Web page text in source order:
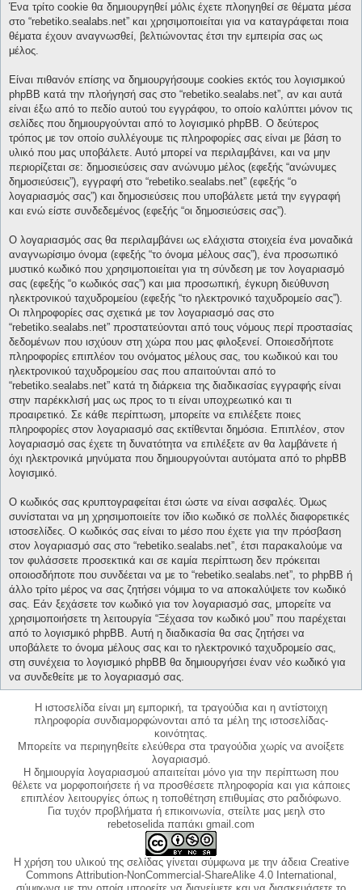
Ένα τρίτο cookie θα δημιουργηθεί μόλις έχετε πλοηγηθεί σε θέματα μέσα
στο “rebetiko.sealabs.net” και χρησιμοποιείται για να καταγράφεται ποια
θέματα έχουν αναγνωσθεί, βελτιώνοντας έτσι την εμπειρία σας ως
μέλος.
Είναι πιθανόν επίσης να δημιουργήσουμε cookies εκτός του λογισμικού
phpBB κατά την πλοήγησή σας στο “rebetiko.sealabs.net”, αν και αυτά
είναι έξω από το πεδίο αυτού του εγγράφου, το οποίο καλύπτει μόνον τις
σελίδες που δημιουργούνται από το λογισμικό phpBB. Ο δεύτερος
τρόπος με τον οποίο συλλέγουμε τις πληροφορίες σας είναι με βάση το
υλικό που μας υποβάλετε. Αυτό μπορεί να περιλαμβάνει, και να μην
περιορίζεται σε: δημοσιεύσεις σαν ανώνυμο μέλος (εφεξής “ανώνυμες
δημοσιεύσεις”), εγγραφή στο “rebetiko.sealabs.net” (εφεξής “ο
λογαριασμός σας”) και δημοσιεύσεις που υποβάλετε μετά την εγγραφή
και ενώ είστε συνδεδεμένος (εφεξής “οι δημοσιεύσεις σας”).
Ο λογαριασμός σας θα περιλαμβάνει ως ελάχιστα στοιχεία ένα μοναδικά
αναγνωρίσιμο όνομα (εφεξής “το όνομα μέλους σας”), ένα προσωπικό
μυστικό κωδικό που χρησιμοποιείται για τη σύνδεση με τον λογαριασμό
σας (εφεξής “ο κωδικός σας”) και μια προσωπική, έγκυρη διεύθυνση
ηλεκτρονικού ταχυδρομείου (εφεξής “το ηλεκτρονικό ταχυδρομείο σας”).
Οι πληροφορίες σας σχετικά με τον λογαριασμό σας στο
“rebetiko.sealabs.net” προστατεύονται από τους νόμους περί προστασίας
δεδομένων που ισχύουν στη χώρα που μας φιλοξενεί. Οποιεσδήποτε
πληροφορίες επιπλέον του ονόματος μέλους σας, του κωδικού και του
ηλεκτρονικού ταχυδρομείου σας που απαιτούνται από το
“rebetiko.sealabs.net” κατά τη διάρκεια της διαδικασίας εγγραφής είναι
στην παρέκκλισή μας ως προς το τι είναι υποχρεωτικό και τι
προαιρετικό. Σε κάθε περίπτωση, μπορείτε να επιλέξετε ποιες
πληροφορίες στον λογαριασμό σας εκτίθενται δημόσια. Επιπλέον, στον
λογαριασμό σας έχετε τη δυνατότητα να επιλέξετε αν θα λαμβάνετε ή
όχι ηλεκτρονικά μηνύματα που δημιουργούνται αυτόματα από το phpBB
λογισμικό.
Ο κωδικός σας κρυπτογραφείται έτσι ώστε να είναι ασφαλές. Όμως
συνίσταται να μη χρησιμοποιείτε τον ίδιο κωδικό σε πολλές διαφορετικές
ιστοσελίδες. Ο κωδικός σας είναι το μέσο που έχετε για την πρόσβαση
στον λογαριασμό σας στο “rebetiko.sealabs.net”, έτσι παρακαλούμε να
τον φυλάσσετε προσεκτικά και σε καμία περίπτωση δεν πρόκειται
οποιοσδήποτε που συνδέεται να με το “rebetiko.sealabs.net”, το phpBB ή
άλλο τρίτο μέρος να σας ζητήσει νόμιμα το να αποκαλύψετε τον κωδικό
σας. Εάν ξεχάσετε τον κωδικό για τον λογαριασμό σας, μπορείτε να
χρησιμοποιήσετε τη λειτουργία “Ξέχασα τον κωδικό μου” που παρέχεται
από το λογισμικό phpBB. Αυτή η διαδικασία θα σας ζητήσει να
υποβάλετε το όνομα μέλους σας και το ηλεκτρονικό ταχυδρομείο σας,
στη συνέχεια το λογισμικό phpBB θα δημιουργήσει έναν νέο κωδικό για
να συνδεθείτε με το λογαριασμό σας.
Η ιστοσελίδα είναι μη εμπορική, τα τραγούδια και η αντίστοιχη
πληροφορία συνδιαμορφώνονται από τα μέλη της ιστοσελίδας-
κοινότητας.
Μπορείτε να περιηγηθείτε ελεύθερα στα τραγούδια χωρίς να ανοίξετε
λογαριασμό.
Η δημιουργία λογαριασμού απαιτείται μόνο για την περίπτωση που
θέλετε να μορφοποιήσετε ή να προσθέσετε πληροφορία και για κάποιες
επιπλέον λειτουργίες όπως η τοποθέτηση επιθυμίας στο ραδιόφωνο.
Για τυχόν προβλήματα ή επικοινωνία, στείλτε μας μεηλ στο
rebetoselida παπάκι gmail.com
Η χρήση του υλικού της σελίδας γίνεται σύμφωνα με την άδεια Creative
Commons Attribution-NonCommercial-ShareAlike 4.0 International,